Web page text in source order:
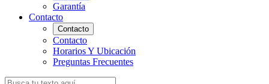
Garantía
Contacto
Contacto
Contacto
Horarios Y Ubicación
Preguntas Frecuentes